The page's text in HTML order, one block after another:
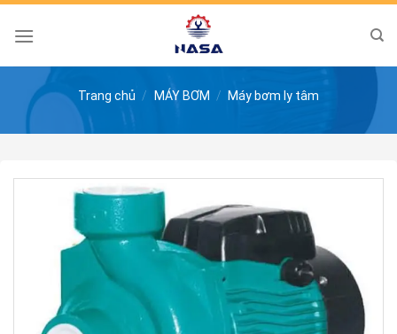
Skip
Trang chủ / MÁY BƠM / Máy bơm ly tâm